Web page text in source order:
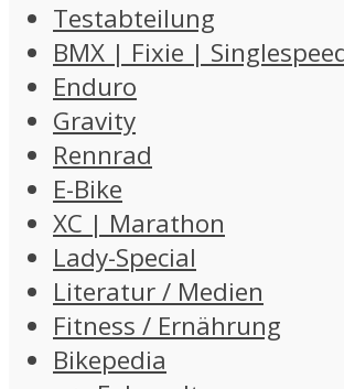
Testabteilung
BMX | Fixie |
Enduro
Gravity
Rennrad
E-Bike
XC | Marathon
Lady-Special
Literatur / Medien
Fitness / Ernährung
Bikepedia